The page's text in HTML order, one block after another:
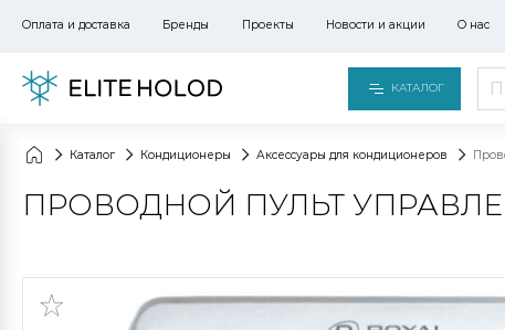
Оплата и доставка Бренды Проекты Новости и акции О нас
КАТАЛОГ
Каталог Кондиционеры Аксессуары для кондиционеров
ПРОВОДНОЙ ПУЛЬТ